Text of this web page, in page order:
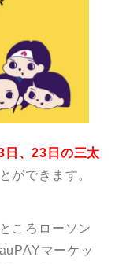
日、23日の三太
ができます。
ころローソン
マーケッ